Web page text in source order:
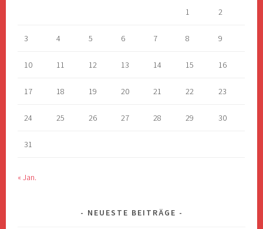
1 2
3 4 5 6 7 8 9
10 11 12 13 14 15 16
17 18 19 20 21 22 23
24 25 26 27 28 29 30
31
« Jan.
NEUESTE BEITRÄGE